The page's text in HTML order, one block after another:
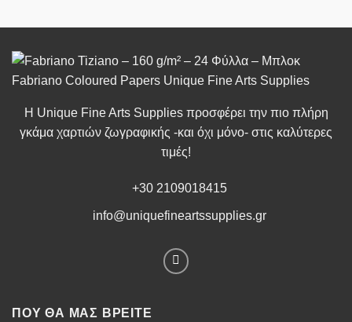
Η Unique Fine Arts Supplies προσφέρει την πιο πλήρη
γκάμα χαρτιών ζωγραφικής -και όχι μόνο- στις καλύτερες
τιμές!
+30 2109018415
info@uniquefineartssupplies.gr
ΠΟΥ ΘΑ ΜΑΣ ΒΡΕΊΤΕ